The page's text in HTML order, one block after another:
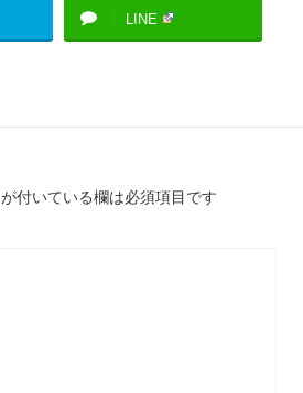
LINE
が付いている欄は必須項目です